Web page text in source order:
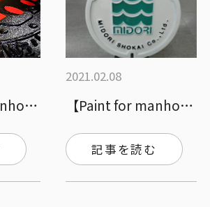
【Paint for manhole c…
2021.02.08
【Paint for manhole c…
記事を読む